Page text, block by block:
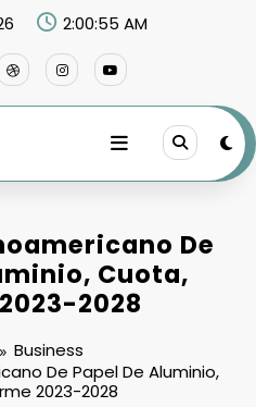
2:00:56 AM
De
Cuota,
2028
Business
De Papel De Aluminio,
2023-2028